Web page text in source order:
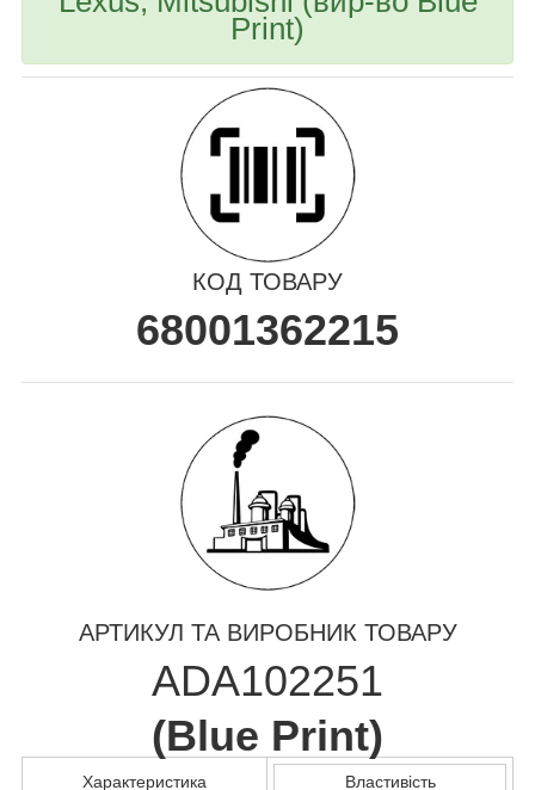
Print)
КОД ТОВАРУ
68001362215
АРТИКУЛ ТА ВИРОБНИК ТОВАРУ
ADA102251
(Blue Print)
Характеристика Властивість